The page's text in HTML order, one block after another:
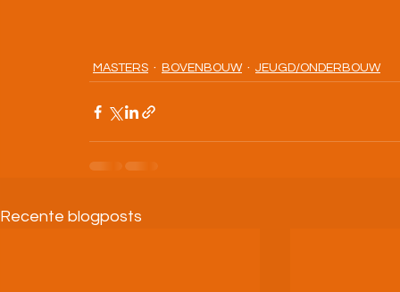
MASTERS BOVENBOUW JEUGD/ONDERBOUW
Recente blogposts